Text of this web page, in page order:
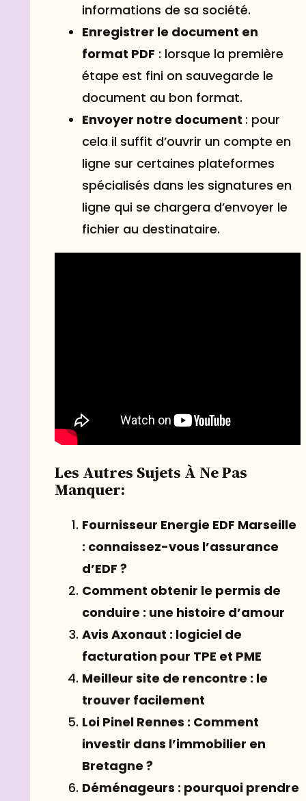
informations de sa société.
Enregistrer le document en
format PDF : lorsque la première
étape est fini on sauvegarde le
document au bon format.
Envoyer notre document : pour
cela il suffit d’ouvrir un compte en
ligne sur certaines plateformes
spécialisés dans les signatures en
ligne qui se chargera d’envoyer le
fichier au destinataire.
Les Autres Sujets À Ne Pas
Manquer:
Fournisseur Energie EDF Marseille
: connaissez-vous l’assurance
d’EDF ?
Comment obtenir le permis de
conduire : une histoire d’amour
Avis Axonaut : logiciel de
facturation pour TPE et PME
Meilleur site de rencontre : le
trouver facilement
Loi Pinel Rennes : Comment
investir dans l’immobilier en
Bretagne ?
Déménageurs : pourquoi prendre